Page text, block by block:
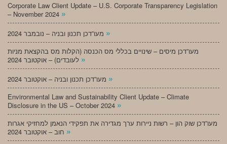
Corporate Law Client Update – U.S. Corporate Transparency Legislation
– November 2024 »
»
מעו”דכן מיסים – שינויים בכללי מס הכנסה (הקלות מס בהקצאת מניות
»
»
Environmental Law and Sustainability Client Update – Climate
Disclosure in the US – October 2024 »
מעו”דכן שוק הון – רשות ניירות ערך מגדירה את תפקידי הנאמן למחזיקי אגרות
»